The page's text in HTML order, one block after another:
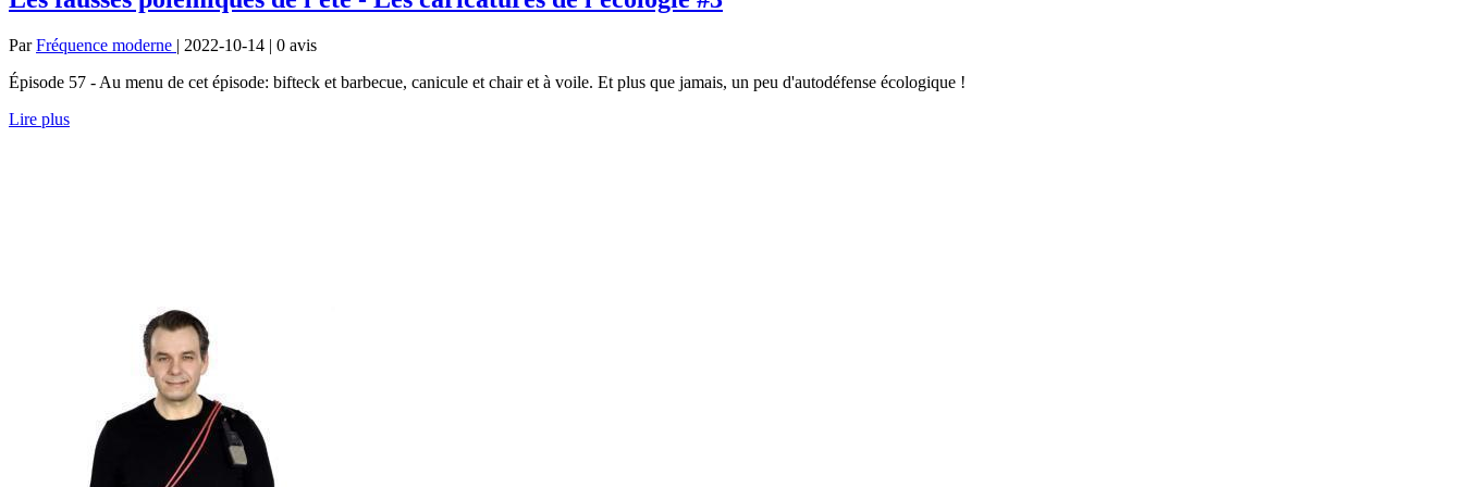
ParFréquence moderne | 2022-10-14 | 0 avis
Épisode 57 - Au menu de cet épisode: bifteck et barbecue, canicule et chair et à voile. Et plus que jamais, un peu d'autodéfense écologique !
Lire plus